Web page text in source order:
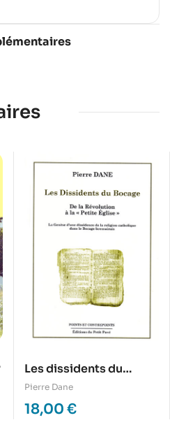
Les dissidents du
bocage, de la
Révolution à la « Petite
Eglise »
Pierre Dane
18,00 €